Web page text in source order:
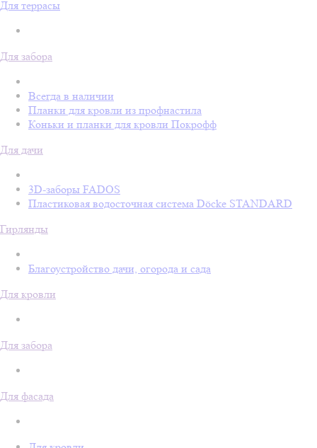
Для террасы
Для забора
Всегда в наличии
Планки для кровли из профнастила
Коньки и планки для кровли Покрофф
Для дачи
3D-заборы FADOS
Пластиковая водосточная система Döcke STANDARD
Гирлянды
Благоустройство дачи, огорода и сада
Для кровли
Для забора
Для фасада